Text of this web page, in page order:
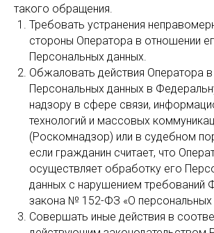
такого обращения.
Требовать устранения
стороны Оператора в отношении
Персональных данных.
Обжаловать действия Оператора
Персональных данных в
надзору в сфере связи,
технологий и массовых
(Роскомнадзор) или в судебном
если гражданин считает, что
осуществляет обработку его
данных с нарушением требований
закона № 152-ФЗ «О персональных
Совершать иные действия в